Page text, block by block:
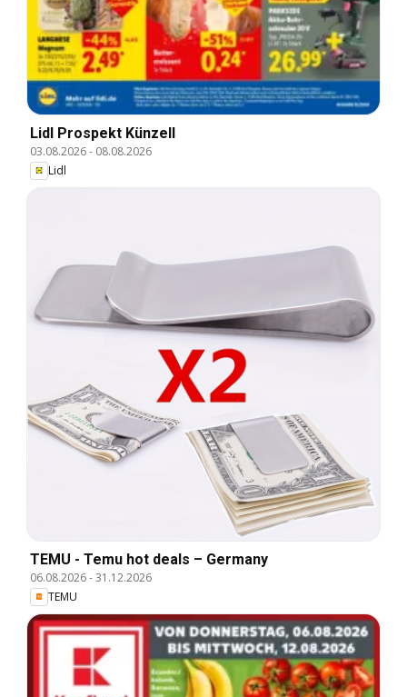
Lidl Prospekt Künzell
03.08.2026- 08.08.2026
Lidl
TEMU - Temu hot deals – Germany
06.08.2026-31.12.2026
TEMU